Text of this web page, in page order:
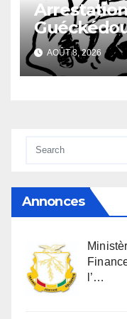
démission
parti à
AOÛT 8, 2026
Annonces
l’…